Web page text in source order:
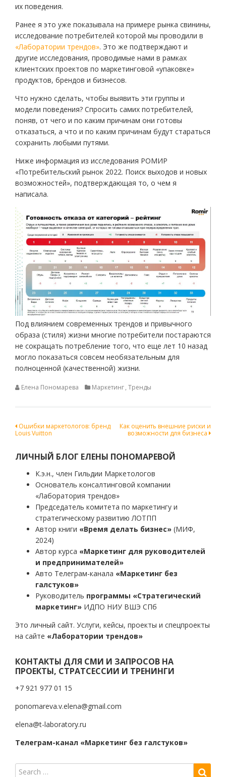
их поведения.
Ранее я это уже показывала на примере рынка свинины,
исследование потребителей которой мы проводили в
«Лаборатории трендов». Это же подтверждают и
другие исследования, проводимые нами в рамках
клиентских проектов по маркетинговой «упаковке»
продуктов, брендов и бизнесов.
Что нужно сделать, чтобы выявить эти группы и
модели поведения? Спросить самих потребителей,
поняв, от чего и по каким причинам они готовы
отказаться, а что и по каким причинам будут стараться
сохранить любыми путями.
Ниже информация из исследования РОМИР
«Потребительский рынок 2022. Поиск выходов и новых
возможностей», подтверждающая то, о чем я
написала.
Под влиянием современных трендов и привычного
образа (стиля) жизни многие потребители постараются
не сокращать потребление того, что еще лет 10 назад
могло показаться совсем необязательным для
полноценной (качественной) жизни.
Елена Пономарева Маркетинг, Тренды
Навигация
записям
Ошибки маркетологов: бренд
Louis Vuitton
Как оценить внешние риски и
возможности для бизнеса
ЛИЧНЫЙ БЛОГ ЕЛЕНЫ ПОНОМАРЕВОЙ
К.э.н., член Гильдии Маркетологов
Основатель консалтинговой компании
«Лаборатория трендов»
Председатель комитета по маркетингу и
стратегическому развитию ЛОТПП
Автор книги «Время делать бизнес» (МИФ,
2024)
Автор курса «Маркетинг для руководителей
и предпринимателей»
Авто Телеграм-канала «Маркетинг без
галстуков»
Руководитель программы «Стратегический
маркетинг» ИДПО НИУ ВШЭ СПб
Это личный сайт. Услуги, кейсы, проекты и спецпроекты
на сайте «Лаборатории трендов»
КОНТАКТЫ ДЛЯ СМИ И ЗАПРОСОВ НА
ПРОЕКТЫ, СТРАТСЕССИИ И ТРЕНИНГИ
+7 921 977 01 15
ponomareva.v.elena@gmail.com
elena@t-laboratory.ru
Телеграм-канал «Маркетинг без галстуков»